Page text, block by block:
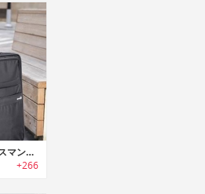
GENIUS PACK G3｜ビジネスマンに最適な多機能キャリーオンサイズスーツケース「ジーニアスパックG3」
+266